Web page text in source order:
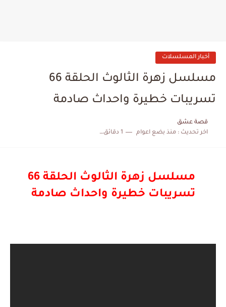
أخبار المسلسلات
مسلسل زهرة الثالوث الحلقة 66
تسريبات خطيرة واحداث صادمة
قصة عشق
اخر تحديث :منذ بضع اعوام 1 دقائق للقراءة
مسلسل زهرة الثالوث الحلقة 66
تسريبات خطيرة واحداث صادمة